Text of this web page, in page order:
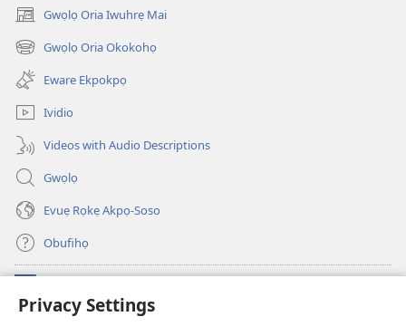
Privacy Settings
Gwọlọ Oria Iwuhrẹ Mai
(opens
new
window)
Gwọlọ Oria Okokohọ
(opens
new
window)
Eware Ekpokpọ
Ividio
Videos with Audio Descriptions
Gwọlọ
Evuẹ Rọkẹ Akpọ-Soso
Obufihọ
(opens
new